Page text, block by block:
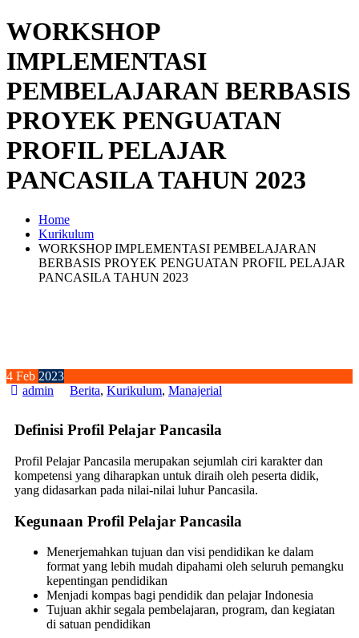
WORKSHOP
IMPLEMENTASI
PEMBELAJARAN BERBASIS
PROYEK PENGUATAN
PROFIL PELAJAR
PANCASILA TAHUN 2023
Home
Kurikulum
WORKSHOP IMPLEMENTASI PEMBELAJARAN
BERBASIS PROYEK PENGUATAN PROFIL PELAJAR
PANCASILA TAHUN 2023
4 Feb 2023
admin
Berita, Kurikulum, Manajerial
Definisi Profil Pelajar Pancasila
Profil Pelajar Pancasila merupakan sejumlah ciri karakter dan
kompetensi yang diharapkan untuk diraih oleh peserta didik,
yang didasarkan pada nilai-nilai luhur Pancasila.
Kegunaan Profil Pelajar Pancasila
Menerjemahkan tujuan dan visi pendidikan ke dalam
format yang lebih mudah dipahami oleh seluruh pemangku
kepentingan pendidikan
Menjadi kompas bagi pendidik dan pelajar Indonesia
Tujuan akhir segala pembelajaran, program, dan kegiatan
di satuan pendidikan